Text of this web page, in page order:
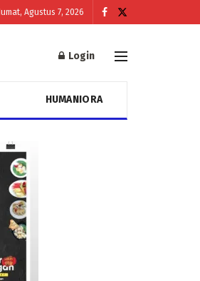
Jumat, Agustus 7, 2026
Login
HUMANIORA